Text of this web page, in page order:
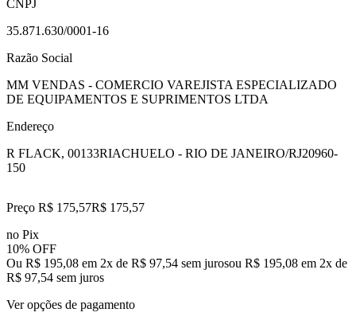
CNPJ
35.871.630/0001-16
Razão Social
MM VENDAS - COMERCIO VAREJISTA ESPECIALIZADO
DE EQUIPAMENTOS E SUPRIMENTOS LTDA
Endereço
R FLACK, 00133RIACHUELO - RIO DE JANEIRO/RJ20960-
150
Preço R$ 175,57R$ 175,57
no Pix
10% OFF
Ou R$ 195,08 em 2x de R$ 97,54 sem jurosou R$ 195,08 em 2x de
R$ 97,54 sem juros
Ver opções de pagamento